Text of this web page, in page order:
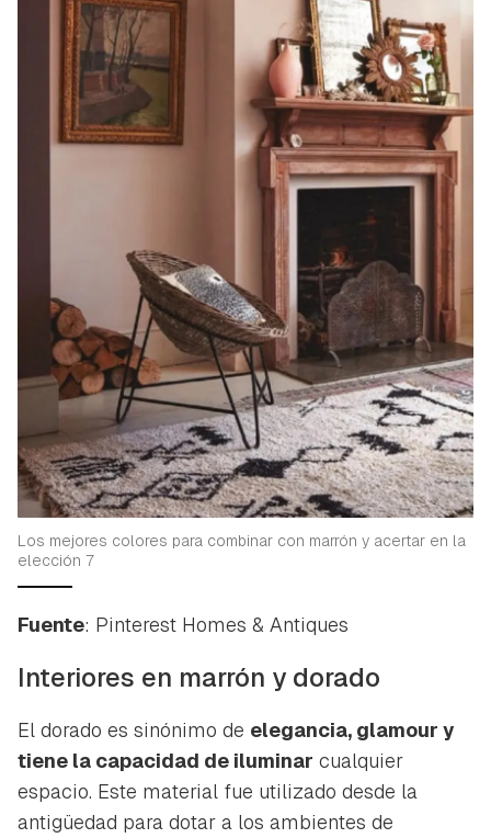
Los mejores colores para combinar con marrón y acertar en la
elección 7
Fuente: Pinterest Homes & Antiques
Interiores en marrón y dorado
El dorado es sinónimo de elegancia, glamour y
tiene la capacidad de iluminar cualquier
espacio. Este material fue utilizado desde la
antigüedad para dotar a los ambientes de